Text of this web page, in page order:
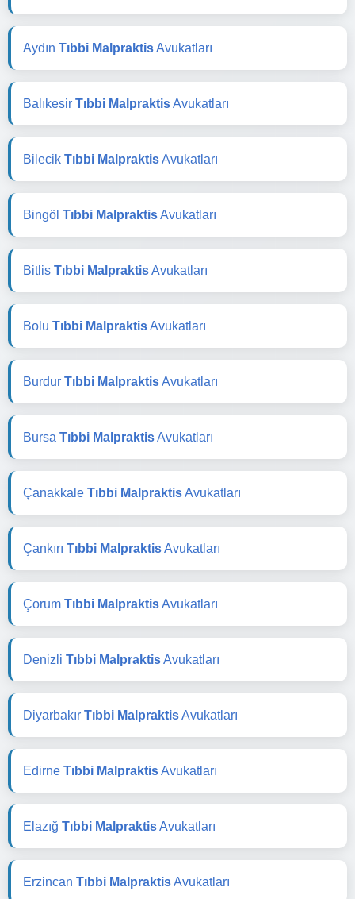
Aydın Tıbbi MalpraktisAvukatları
Balıkesir Tıbbi MalpraktisAvukatları
Bilecik Tıbbi MalpraktisAvukatları
Bingöl Tıbbi MalpraktisAvukatları
Bitlis Tıbbi MalpraktisAvukatları
Bolu Tıbbi MalpraktisAvukatları
Burdur Tıbbi MalpraktisAvukatları
Bursa Tıbbi MalpraktisAvukatları
Çanakkale Tıbbi MalpraktisAvukatları
Çankırı Tıbbi MalpraktisAvukatları
Çorum Tıbbi MalpraktisAvukatları
Denizli Tıbbi MalpraktisAvukatları
Diyarbakır Tıbbi MalpraktisAvukatları
Edirne Tıbbi MalpraktisAvukatları
Elazığ Tıbbi MalpraktisAvukatları
Erzincan Tıbbi MalpraktisAvukatları